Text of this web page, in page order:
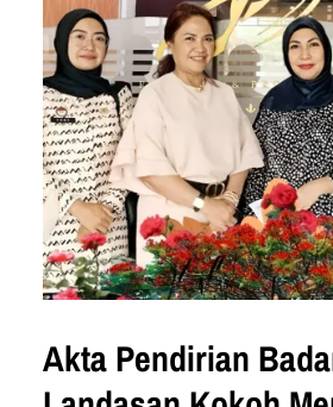
PPAT di Kota Makassar?
berikut ini. Notaris dan
Akta Pendirian